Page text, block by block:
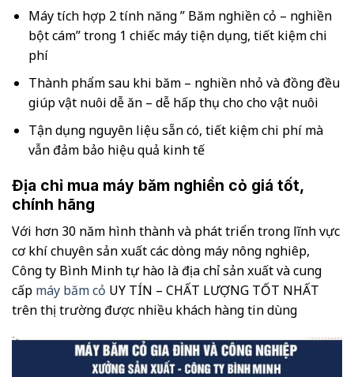
Máy tích hợp 2 tính năng ” Băm nghiền cỏ – nghiền
bột cám” trong 1 chiếc máy tiện dụng, tiết kiệm chi
phí
Thành phẩm sau khi băm – nghiền nhỏ và đồng đều
giúp vật nuôi dễ ăn – dễ hấp thụ cho cho vật nuôi
Tận dụng nguyên liệu sẵn có, tiết kiệm chi phí mà
vẫn đảm bảo hiệu quả kinh tế
Địa chỉ mua máy băm nghiền cỏ giá tốt,
chính hãng
Với hơn 30 năm hình thành và phát triển trong lĩnh vực
cơ khí chuyên sản xuất các dòng máy nông nghiêp,
Công ty Bình Minh tự hào là địa chỉ sản xuất và cung
cấp máy băm cỏ UY TÍN – CHẤT LƯỢNG TỐT NHẤT
trên thị trường được nhiều khách hàng tin dùng